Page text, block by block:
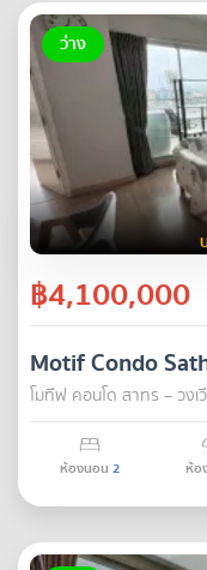
ว่าง
฿4,100,000
Motif Condo
โมทีฟ คอนโด สาทร – วง
ห้องนอน 2 ห้อ